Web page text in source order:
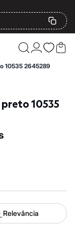
10535 2645289
Relevância